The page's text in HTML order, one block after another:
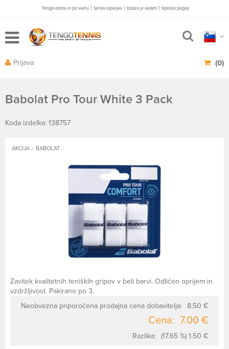
Tengo doma in po svetu | Servis loparjev | Dobro je vedeti | Splošni pogoji
(0)
Prijava
Babolat Pro Tour White 3 Pack
Koda izdelka: 138757
AKCIJA BABOLAT
Zavitek kvalitetnih teniških gripov v beli barvi. Odličen oprijem in
vzdržljivost. Pakirano po 3.
Neobvezna priporočena prodajna cena dobavitelja: 8.50 €
Cena: 7.00 €
Razlika: (17.65 %) 1.50 €